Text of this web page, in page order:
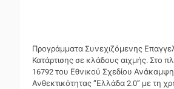
Προγράμματα Συνεχιζόμενης
Κατάρτισης σε κλάδους αιχμής. Στο
16792 του Εθνικού Σχεδίου
Ανθεκτικότητας “Ελλάδα 2.0” με τη